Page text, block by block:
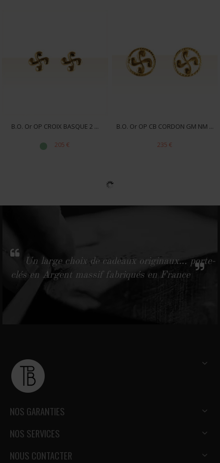
B.O. Or OP CROIX BASQUE 2 ...
205 €
B.O. Or OP CB CORDON GM NM ...
235 €
Un large choix de cadeaux originaux… porte-
clés en Argent massif fabriqués en France
NOS GARANTIES
NOS SERVICES
NOUS CONTACTER